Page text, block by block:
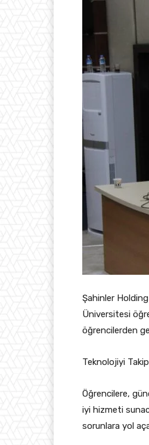
Şahinler Holding
Üniversitesi
öğrencilerden
Teknolojiyi
Öğrencilere,
iyi hizmeti
sorunlara yol